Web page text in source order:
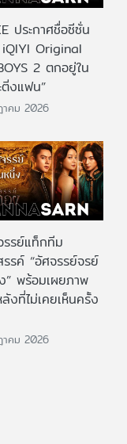
ประกาศชื่อซีซั่น
Original
2 ตกอยู่ใน
งแฟน”
คม 2026
รย์แท็กทีม
รค์ “อัศจรรย์จรย์
” พร้อมเผยภาพ
งที่ไม่เคยเห็นครั้ง
คม 2026